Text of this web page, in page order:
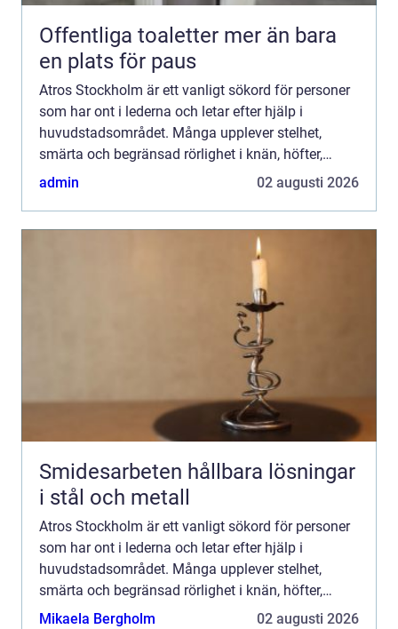
Offentliga toaletter mer än bara
en plats för paus
Atros Stockholm är ett vanligt sökord för personer
som har ont i lederna och letar efter hjälp i
huvudstadsområdet. Många upplever stelhet,
smärta och begränsad rörlighet i knän, höfter,
fingrar eller fötter, men vet inte vilken typ av vård
admin 02 augusti 2026
Smidesarbeten hållbara lösningar
i stål och metall
Atros Stockholm är ett vanligt sökord för personer
som har ont i lederna och letar efter hjälp i
huvudstadsområdet. Många upplever stelhet,
smärta och begränsad rörlighet i knän, höfter,
fingrar eller fötter, men vet inte vilken typ av vård
Mikaela Bergholm 02 augusti 2026